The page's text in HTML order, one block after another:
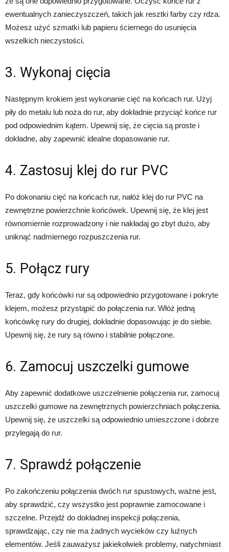
ewentualnych zanieczyszczeń, takich jak resztki farby czy rdza.
Możesz użyć szmatki lub papieru ściernego do usunięcia
wszelkich nieczystości.
3. Wykonaj cięcia
Następnym krokiem jest wykonanie cięć na końcach rur. Użyj
piły do metalu lub noża do rur, aby dokładnie przyciąć końce rur
pod odpowiednim kątem. Upewnij się, że cięcia są proste i
dokładne, aby zapewnić idealne dopasowanie rur.
4. Zastosuj klej do rur PVC
Po dokonaniu cięć na końcach rur, nałóż klej do rur PVC na
zewnętrzne powierzchnie końcówek. Upewnij się, że klej jest
równomiernie rozprowadzony i nie nakładaj go zbyt dużo, aby
uniknąć nadmiernego rozpuszczenia rur.
5. Połącz rury
Teraz, gdy końcówki rur są odpowiednio przygotowane i pokryte
klejem, możesz przystąpić do połączenia rur. Włóż jedną
końcówkę rury do drugiej, dokładnie dopasowując je do siebie.
Upewnij się, że rury są równo i stabilnie połączone.
6. Zamocuj uszczelki gumowe
Aby zapewnić dodatkowe uszczelnienie połączenia rur, zamocuj
uszczelki gumowe na zewnętrznych powierzchniach połączenia.
Upewnij się, że uszczelki są odpowiednio umieszczone i dobrze
przylegają do rur.
7. Sprawdź połączenie
Po zakończeniu połączenia dwóch rur spustowych, ważne jest,
aby sprawdzić, czy wszystko jest poprawnie zamocowane i
szczelne. Przejdź do dokładnej inspekcji połączenia,
sprawdzając, czy nie ma żadnych wycieków czy luźnych
elementów. Jeśli zauważysz jakiekolwiek problemy, natychmiast